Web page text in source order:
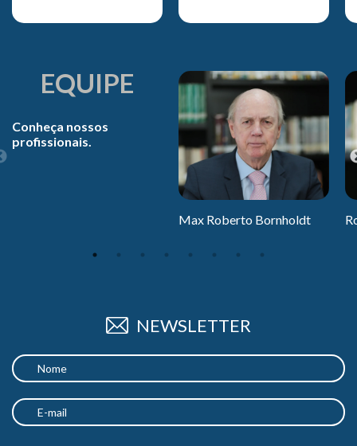
EQUIPE
Conheça nossos
profissionais.
Max Roberto Bornholdt
NEWSLETTER